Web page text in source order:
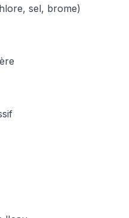
sel, brome)